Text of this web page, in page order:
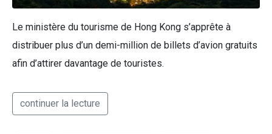
Le ministère du tourisme de Hong Kong s’apprête à
distribuer plus d’un demi-million de billets d’avion gratuits
afin d’attirer davantage de touristes.
continuer la lecture